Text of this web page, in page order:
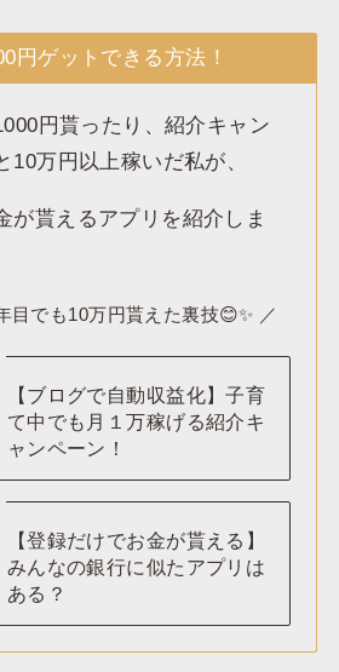
円ゲットできる方法！
円貰ったり、紹介キャン
10万円以上稼いだ私が、
が貰えるアプリを紹介しま
目でも10万円貰えた裏技😊✨ ／
【ブログで自動収益化】子育
て中でも月１万稼げる紹介キ
ャンペーン！
【登録だけでお金が貰える】
みんなの銀行に似たアプリは
ある？